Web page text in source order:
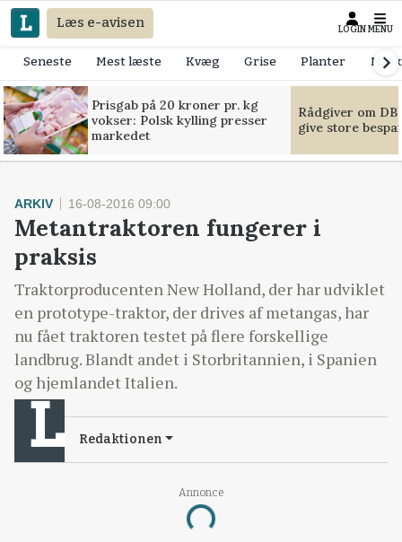
Læs e-avisen LOGIN MENU
Seneste Mest læste Kvæg Grise Planter
Prisgab på 20 kroner pr. kg
vokser: Polsk kylling presser
markedet
Rådgiver om
give store
Annonce
ARKIV 16-08-2016 09:00
Metantraktoren fungerer i
praksis
Traktorproducenten New Holland, der har udviklet
en prototype-traktor, der drives af metangas, har
nu fået traktoren testet på flere forskellige
landbrug. Blandt andet i Storbritannien, i Spanien
og hjemlandet Italien.
Redaktionen